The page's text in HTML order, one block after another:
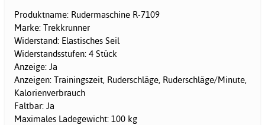
Produktname: Rudermaschine R-7109
Marke: Trekkrunner
Widerstand: Elastisches Seil
Widerstandsstufen: 4 Stück
Anzeige: Ja
Anzeigen: Trainingszeit, Ruderschläge, Ruderschläge/Minute,
Kalorienverbrauch
Faltbar: Ja
Maximales Ladegewicht: 100 kg